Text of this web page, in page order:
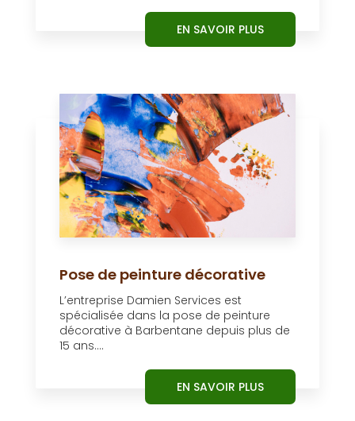
EN SAVOIR PLUS
Pose de peinture décorative
L’entreprise Damien Services est
spécialisée dans la pose de peinture
décorative à Barbentane depuis plus de
15 ans....
EN SAVOIR PLUS